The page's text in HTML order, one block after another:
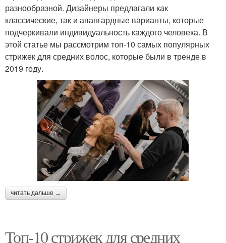
разнообразной. Дизайнеры предлагали как
классические, так и авангардные варианты, которые
подчеркивали индивидуальность каждого человека. В
этой статье мы рассмотрим топ-10 самых популярных
стрижек для средних волос, которые были в тренде в
2019 году.
читать дальше →
Топ-10 стрижек для средних